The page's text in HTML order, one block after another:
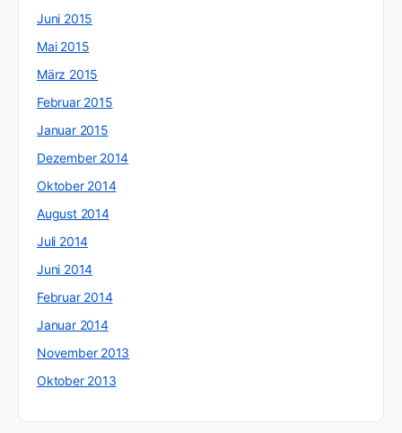
Juni 2015
Mai 2015
März 2015
Februar 2015
Januar 2015
Dezember 2014
Oktober 2014
August 2014
Juli 2014
Juni 2014
Februar 2014
Januar 2014
November 2013
Oktober 2013